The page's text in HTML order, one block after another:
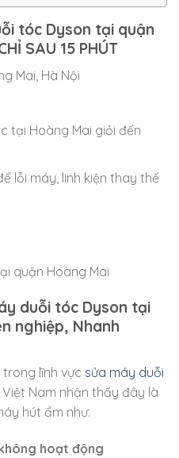
tóc Dyson tại quận
SAU 15 PHÚT
Mai, Hà Nội
tại Hoàng Mai giỏi đến
lỗi máy, linh kiện thay thế
duỗi tóc Dyson tại
nghiệp, Nhanh
trong lĩnh vực sửa máy duỗi
Việt Nam nhận thấy đây là
hút ẩm như:
hoạt động